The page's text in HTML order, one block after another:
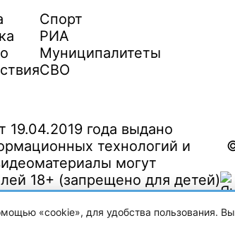
Спорт
РИА
Муниципалитеты
СВО
года выдано
технологий и
могут
18+ (запрещено для детей)
«cookie», для удобства пользования.